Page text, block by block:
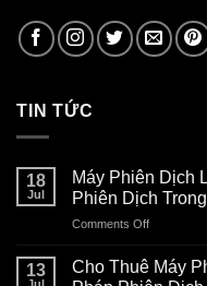
TIN TỨC
18
Jul
Máy Phiên Dịch
Phiên Dịch
Comments Off
Phiên
Dịch
13
Cho Thuê Máy